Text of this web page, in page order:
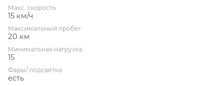
Макс. скорость
15 км/ч
Максимальный пробег
20 км
Минимальная нагрузка
15
Фары/ подсветка
есть